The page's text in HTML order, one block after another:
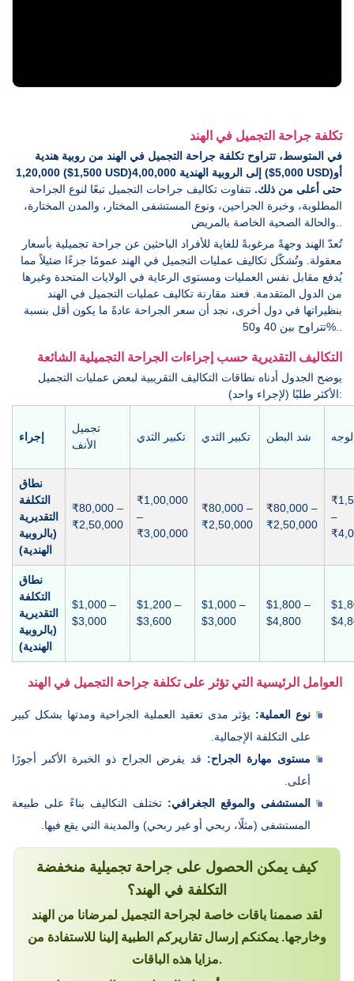
تكلفة جراحة التجميل في الهند
في المتوسط، تتراوح تكلفة جراحة التجميل في الهند من روبية هندية
1,20,000 ($1,500 USD)إلى الروبية الهندية 4,00,000 ($5,000 USD)أو
حتى أعلى من ذلك. تتفاوت تكاليف جراحات التجميل تبعًا لنوع الجراحة
المطلوبة، وخبرة الجراحين، ونوع المستشفى المختار، والمدن المختارة،
تُعدّ الهند وجهةً مرغوبةً للغاية للأفراد الباحثين عن جراحة تجميلية بأسعار
معقولة. وتُشكّل تكاليف عمليات التجميل في الهند عمومًا جزءًا ضئيلاً مما
يُدفع مقابل نفس العمليات ومستوى الرعاية في الولايات المتحدة وغيرها
من الدول المتقدمة. فعند مقارنة تكاليف عمليات التجميل في الهند
بنظيراتها في دول أخرى، نجد أن سعر الجراحة عادةً ما يكون أقل بنسبة
تتراوح بين 40 و50%..
التكاليف التقديرية حسب إجراءات الجراحة التجميلية الشائعة
يوضح الجدول أدناه نطاقات التكاليف التقريبية لبعض عمليات التجميل
الأكثر طلبًا (لإجراء واحد):
إجراء
تجميل
الأنف
تكبير الثدي تكبير الثدي شد البطن
نطاق
التكلفة
التقديرية
(بالروبية
الهندية)
₹80,000 –
₹2,50,000
₹1,00,000
–
₹3,00,000
₹80,000 –
₹2,50,000
₹80,000 –
₹2,50,000
–
نطاق
التكلفة
التقديرية
(بالروبية
الهندية)
$1,000 –
$3,000
$1,200 –
$3,600
$1,000 –
$3,000
$1,800 –
$4,800
العوامل الرئيسية التي تؤثر على تكلفة جراحة التجميل في الهند
نوع العملية: يؤثر مدى تعقيد العملية الجراحية ومدتها بشكل كبير
على التكلفة الإجمالية.
مستوى مهارة الجراح: قد يفرض الجراح ذو الخبرة الأكبر أجورًا
أعلى.
المستشفى والموقع الجغرافي: تختلف التكاليف بناءً على طبيعة
المستشفى (مثلًا، ربحي أو غير ربحي) والمدينة التي يقع فيها.
كيف يمكن الحصول على جراحة تجميلية منخفضة
التكلفة في الهند؟
لقد صممنا باقات خاصة لجراحة التجميل لمرضانا من الهند
وخارجها. يمكنكم إرسال تقاريركم الطبية إلينا للاستفادة من
مزايا هذه الباقات.